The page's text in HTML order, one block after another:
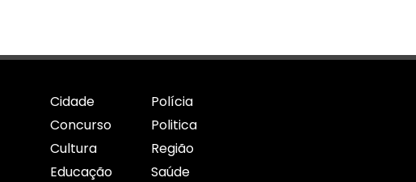
Cidade
Concurso
Cultura
Educação
Polícia
Politica
Região
Saúde